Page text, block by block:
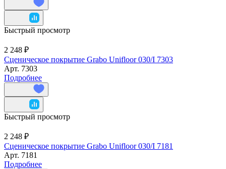
Быстрый просмотр
2 248 ₽
Сценическое покрытие Grabo Unifloor 030/I 7303
Арт. 7303
Подробнее
Быстрый просмотр
2 248 ₽
Сценическое покрытие Grabo Unifloor 030/I 7181
Арт. 7181
Подробнее